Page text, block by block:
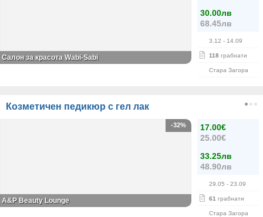
30.00лв
68.45лв
3.12 - 14.09
118 грабнати
Стара Загора
Салон за красота Wabi-Sabi
Козметичен педикюр с гел лак
17.00€
25.00€
33.25лв
48.90лв
29.05 - 23.09
61 грабнати
Стара Загора
-32%
A&P Beauty Lounge